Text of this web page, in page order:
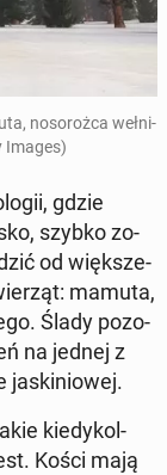
no­so­roż­ca weł­ni­
Images)
gdzie
szybko zo­
od więk­sze­
mamuta,
Ślady po­zo­
na jednej z
ja­ski­nio­wej.
kie­dy­kol­
Kości mają